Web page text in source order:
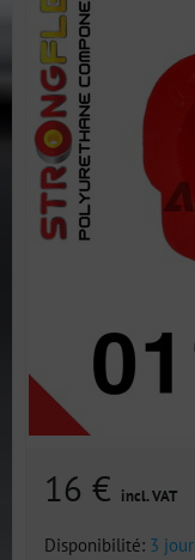
16 € incl. VAT
Disponibilité: 3